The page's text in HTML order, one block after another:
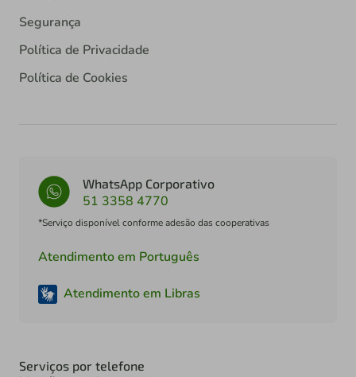
Segurança
Política de Privacidade
Política de Cookies
WhatsApp Corporativo
51 3358 4770
*Serviço disponível conforme adesão das cooperativas
Atendimento em Português
Atendimento em Libras
Serviços por telefone